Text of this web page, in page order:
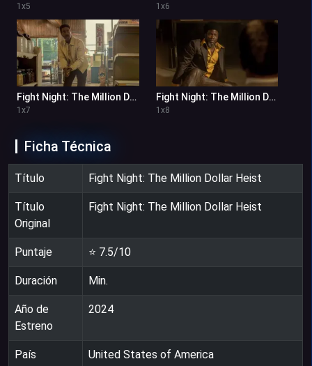
1 x5 1 x6
Fight Night: The Million Dollar Heist 1x7
1 x7
Fight Night: The Million Dollar Heist 1x8
1 x8
Ficha Técnica
Título Fight Night: The Million Dollar Heist
Título
Original
Fight Night: The Million Dollar Heist
Puntaje ⭐ 7.5/10
Duración Min.
Año de
Estreno
2024
País United States of America